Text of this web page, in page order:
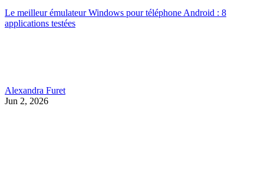
Le meilleur émulateur Windows pour téléphone Android : 8
applications testées
Alexandra Furet
Jun 2, 2026